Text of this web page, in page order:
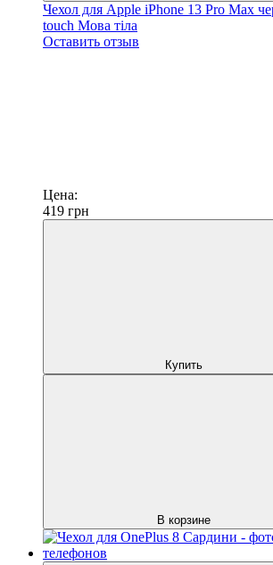
Чехол для Apple iPhone 13 Pro Max
touch Мова тіла
Оставить отзыв
Цена:
419 грн
Купить
В корзине